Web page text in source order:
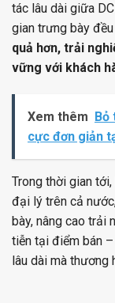
tác lâu dài giữa
gian trưng bày
quả hơn, trải
vững với khách
Xem thêm Bỏ
cực đơn giản
Trong thời gian
đại lý trên cả
bày, nâng cao trải
tiễn tại điểm bán
lâu dài mà thương